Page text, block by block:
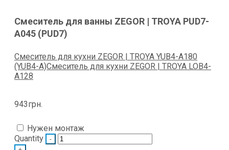
Смеситель для ванны ZEGOR | TROYA PUD7-
A045 (PUD7)
Смеситель для кухни ZEGOR | TROYA YUB4-А180
(YUB4-A)Смеситель для кухни ZEGOR | TROYA LOB4-
A128
943грн.
Нужен монтаж
Quantity